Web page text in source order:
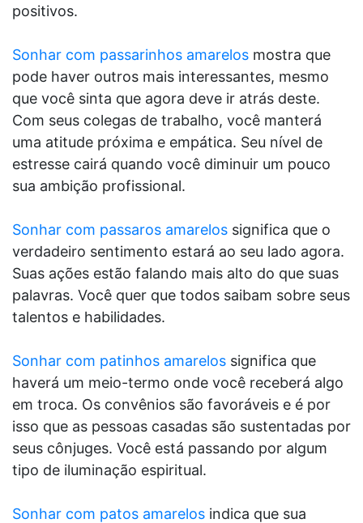
positivos.
Sonhar com passarinhos amarelos mostra que
pode haver outros mais interessantes, mesmo
que você sinta que agora deve ir atrás deste.
Com seus colegas de trabalho, você manterá
uma atitude próxima e empática. Seu nível de
estresse cairá quando você diminuir um pouco
sua ambição profissional.
Sonhar com passaros amarelos significa que o
verdadeiro sentimento estará ao seu lado agora.
Suas ações estão falando mais alto do que suas
palavras. Você quer que todos saibam sobre seus
talentos e habilidades.
Sonhar com patinhos amarelos significa que
haverá um meio-termo onde você receberá algo
em troca. Os convênios são favoráveis e é por
isso que as pessoas casadas são sustentadas por
seus cônjuges. Você está passando por algum
tipo de iluminação espiritual.
Sonhar com patos amarelos indica que sua